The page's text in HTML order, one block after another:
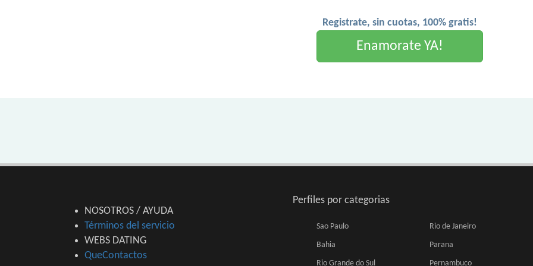
Registrate, sin cuotas, 100% gratis!
Enamorate YA!
NOSOTROS / AYUDA
Términos del servicio
WEBS DATING
QueContactos
Perfiles por categorias
Sao Paulo Rio de Janeiro
Bahia Parana
Rio Grande do Sul Pernambuco